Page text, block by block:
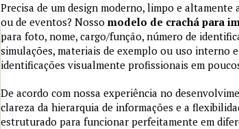
Precisa de um design moderno, limpo e
ou de eventos? Nosso modelo de crachá para
para foto, nome, cargo/função, número de
simulações, materiais de exemplo ou uso interno
identificações visualmente profissionais em
De acordo com nossa experiência no
clareza da hierarquia de informações e a
estruturado para funcionar perfeitamente em